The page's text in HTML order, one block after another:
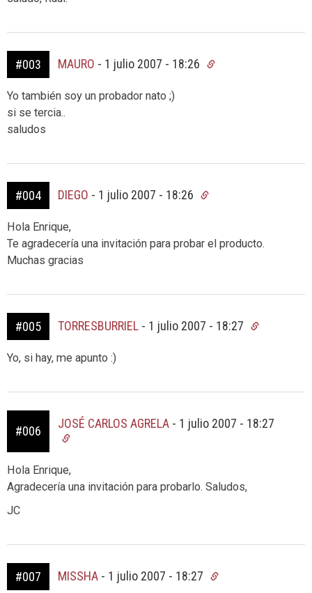
#003 MAURO - 1 julio 2007 - 18:26
Yo también soy un probador nato ;)
si se tercia..
saludos
#004 DIEGO - 1 julio 2007 - 18:26
Hola Enrique,
Te agradecería una invitación para probar el producto.
Muchas gracias
#005 TORRESBURRIEL - 1 julio 2007 - 18:27
Yo, si hay, me apunto :)
#006
JOSÉ CARLOS AGRELA - 1 julio 2007 - 18:27
Hola Enrique,
Agradecería una invitación para probarlo. Saludos,
JC
#007 MISSHA - 1 julio 2007 - 18:27